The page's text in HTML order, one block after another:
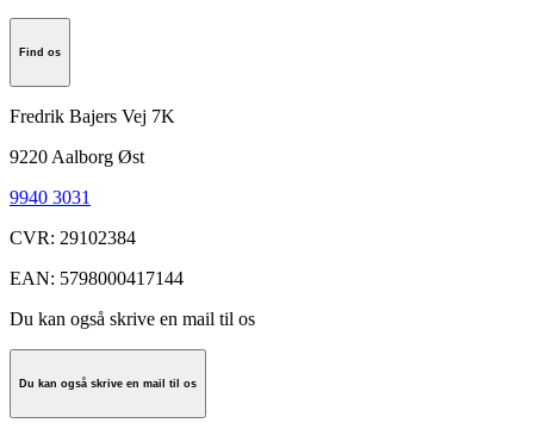
Find os
Fredrik Bajers Vej 7K
9220 Aalborg Øst
9940 3031
CVR: 29102384
EAN: 5798000417144
Du kan også skrive en mail til os
Du kan også skrive en mail til os